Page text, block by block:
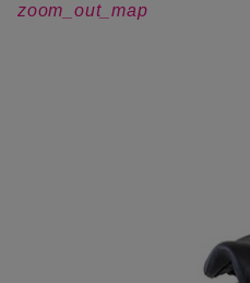
zoom_out_map